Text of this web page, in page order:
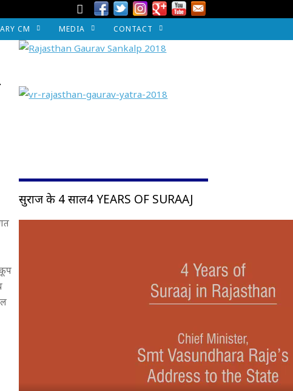
CM MEDIA CONTACT
सुराज के 4 साल4 YEARS OF SURAAJ